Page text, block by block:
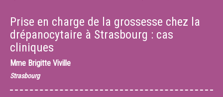
Prise en charge de la grossesse chez la
drépanocytaire à Strasbourg : cas
cliniques
Mme Brigitte Viville
Strasbourg